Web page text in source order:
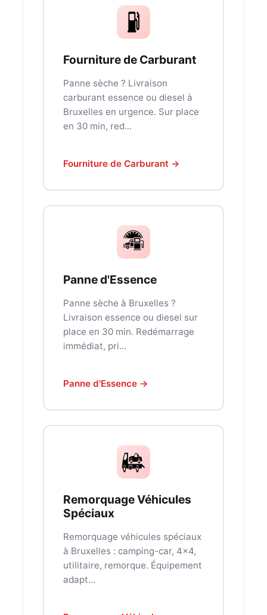
Fourniture de Carburant
Panne sèche ? Livraison
carburant essence ou diesel à
Bruxelles en urgence. Sur place
en 30 min, red...
Fourniture de Carburant →
Panne d'Essence
Panne sèche à Bruxelles ?
Livraison essence ou diesel sur
place en 30 min. Redémarrage
immédiat, pri...
Panne d'Essence →
Remorquage Véhicules
Spéciaux
Remorquage véhicules spéciaux
à Bruxelles : camping-car, 4x4,
utilitaire, remorque. Équipement
adapt...